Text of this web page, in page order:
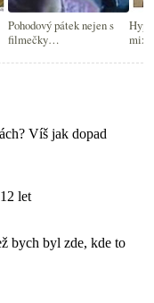
Pohodový pátek nejen s
filmečky…